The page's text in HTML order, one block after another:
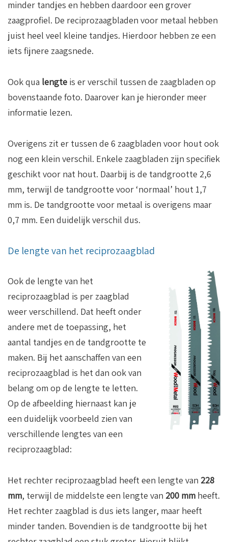
minder tandjes en hebben daardoor een grover
zaagprofiel. De reciprozaagbladen voor metaal hebben
juist heel veel kleine tandjes. Hierdoor hebben ze een
iets fijnere zaagsnede.
Ook qua lengte is er verschil tussen de zaagbladen op
bovenstaande foto. Daarover kan je hieronder meer
informatie lezen.
Overigens zit er tussen de 6 zaagbladen voor hout ook
nog een klein verschil. Enkele zaagbladen zijn specifiek
geschikt voor nat hout. Daarbij is de tandgrootte 2,6
mm, terwijl de tandgrootte voor ‘normaal’ hout 1,7
mm is. De tandgrootte voor metaal is overigens maar
0,7 mm. Een duidelijk verschil dus.
De lengte van het reciprozaagblad
Ook de lengte van het
reciprozaagblad is per zaagblad
weer verschillend. Dat heeft onder
andere met de toepassing, het
aantal tandjes en de tandgrootte te
maken. Bij het aanschaffen van een
reciprozaagblad is het dan ook van
belang om op de lengte te letten.
Op de afbeelding hiernaast kan je
een duidelijk voorbeeld zien van
verschillende lengtes van een
reciprozaagblad:
Het rechter reciprozaagblad heeft een lengte van 228
mm, terwijl de middelste een lengte van 200 mm heeft.
Het rechter zaagblad is dus iets langer, maar heeft
minder tanden. Bovendien is de tandgrootte bij het